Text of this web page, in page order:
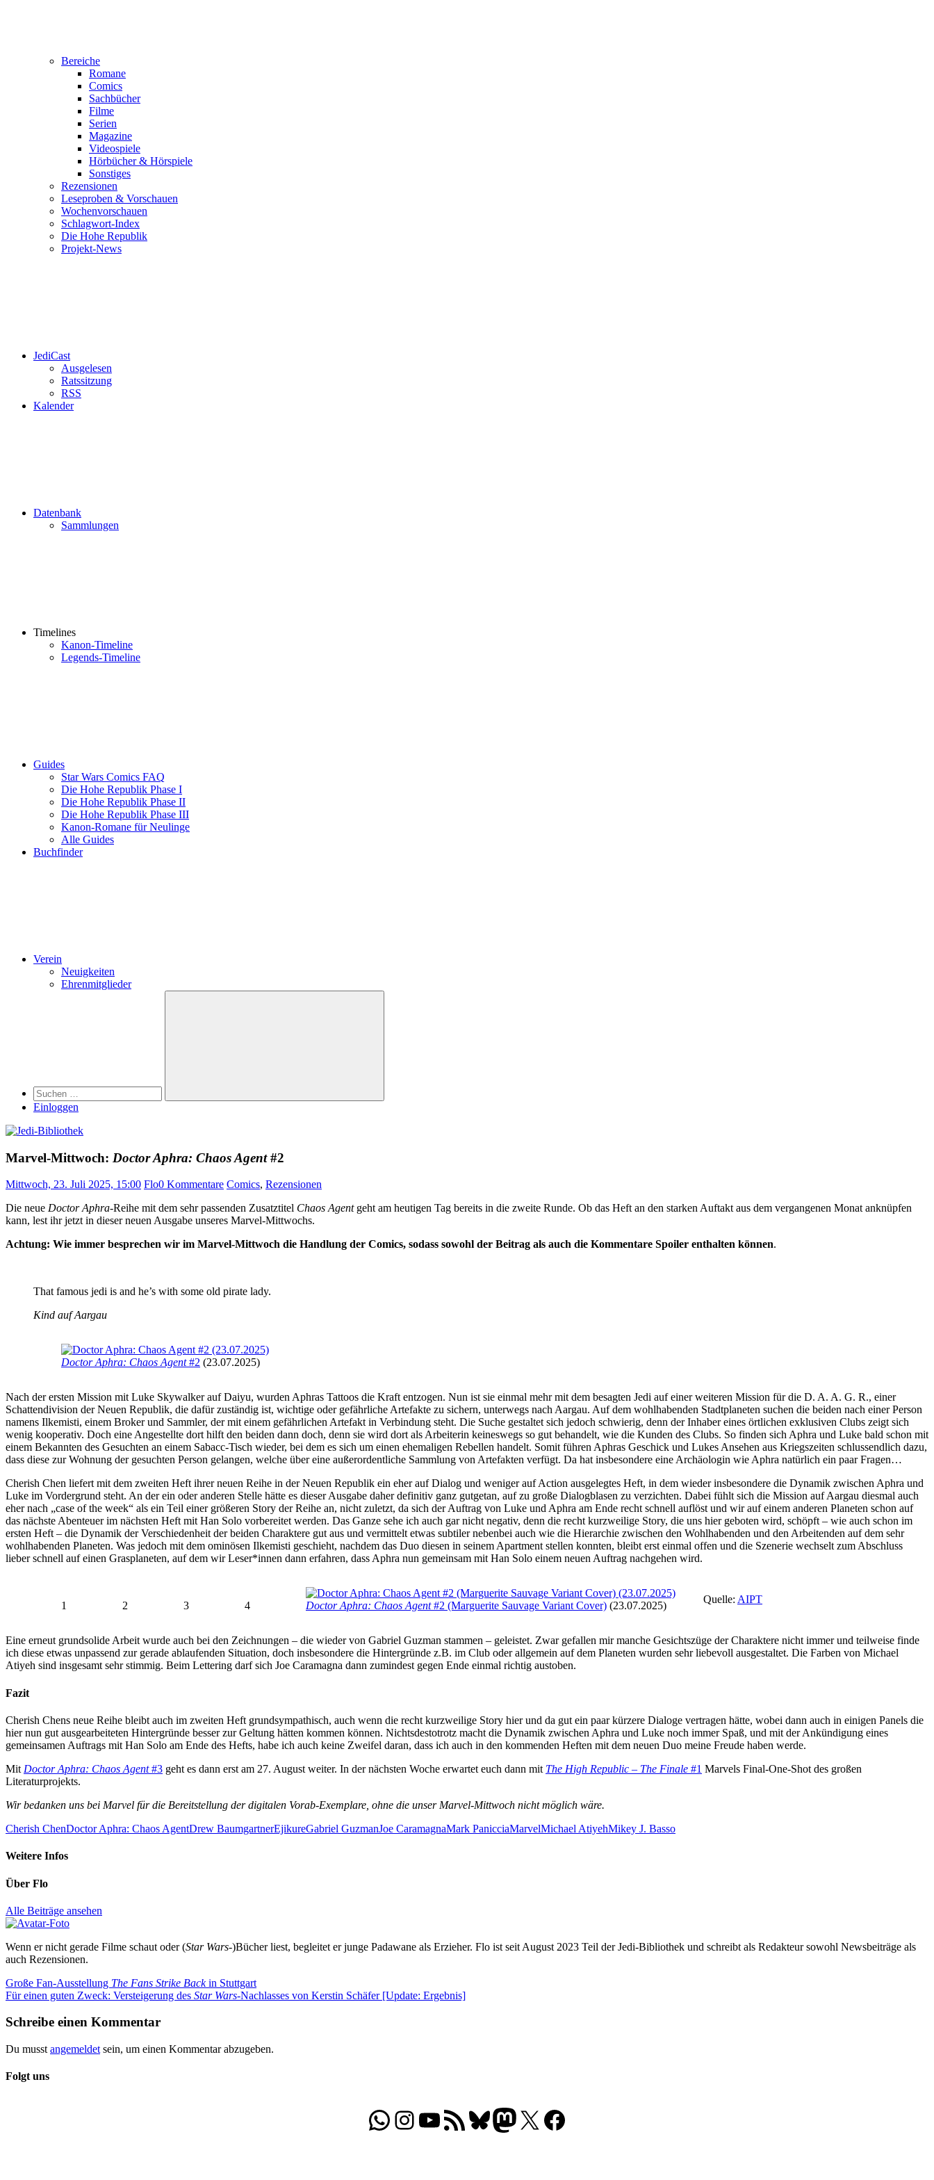
Bereiche
Romane
Comics
Sachbücher
Filme
Serien
Magazine
Videospiele
Hörbücher & Hörspiele
Sonstiges
Rezensionen
Leseproben & Vorschauen
Wochenvorschauen
Schlagwort-Index
Die Hohe Republik
Projekt-News
JediCast
Ausgelesen
Ratssitzung
RSS
Kalender
Datenbank
Sammlungen
Timelines
Kanon-Timeline
Legends-Timeline
Guides
Star Wars Comics FAQ
Die Hohe Republik Phase I
Die Hohe Republik Phase II
Die Hohe Republik Phase III
Kanon-Romane für Neulinge
Alle Guides
Buchfinder
Verein
Neuigkeiten
Ehrenmitglieder
Suchen
Einloggen
Marvel-Mittwoch: Doctor Aphra: Chaos Agent#2
Mittwoch, 23. Juli 2025, 15:00 Flo0 Kommentare Comics, Rezensionen
Die neue Doctor Aphra-Reihe mit dem sehr passenden Zusatztitel Chaos Agentgeht am heutigen Tag bereits in die zweite Runde. Ob das Heft an den starken Auftakt aus dem vergangenen Monat anknüpfen
kann, lest ihr jetzt in dieser neuen Ausgabe unseres Marvel-Mittwochs.
Achtung: Wie immer besprechen wir im Marvel-Mittwoch die Handlung der Comics, sodass sowohl der Beitrag als auch die Kommentare Spoiler enthalten können.
That famous jedi is and he’s with some old pirate lady.
Kind auf Aargau
Doctor Aphra: Chaos Agent#2 (23.07.2025)
Nach der ersten Mission mit Luke Skywalker auf Daiyu, wurden Aphras Tattoos die Kraft entzogen. Nun ist sie einmal mehr mit dem besagten Jedi auf einer weiteren Mission für die D. A. A. G. R., einer
Schattendivision der Neuen Republik, die dafür zuständig ist, wichtige oder gefährliche Artefakte zu sichern, unterwegs nach Aargau. Auf dem wohlhabenden Stadtplaneten suchen die beiden nach einer Person
namens Ilkemisti, einem Broker und Sammler, der mit einem gefährlichen Artefakt in Verbindung steht. Die Suche gestaltet sich jedoch schwierig, denn der Inhaber eines örtlichen exklusiven Clubs zeigt sich
wenig kooperativ. Doch eine Angestellte dort hilft den beiden dann doch, denn sie wird dort als Arbeiterin keineswegs so gut behandelt, wie die Kunden des Clubs. So finden sich Aphra und Luke bald schon mit
einem Bekannten des Gesuchten an einem Sabacc-Tisch wieder, bei dem es sich um einen ehemaligen Rebellen handelt. Somit führen Aphras Geschick und Lukes Ansehen aus Kriegszeiten schlussendlich dazu,
dass diese zur Wohnung der gesuchten Person gelangen, welche über eine außerordentliche Sammlung von Artefakten verfügt. Da hat insbesondere eine Archäologin wie Aphra natürlich ein paar Fragen…
Cherish Chen liefert mit dem zweiten Heft ihrer neuen Reihe in der Neuen Republik ein eher auf Dialog und weniger auf Action ausgelegtes Heft, in dem wieder insbesondere die Dynamik zwischen Aphra und
Luke im Vordergrund steht. An der ein oder anderen Stelle hätte es dieser Ausgabe daher definitiv ganz gutgetan, auf zu große Dialogblasen zu verzichten. Dabei fühlt sich die Mission auf Aargau diesmal auch
eher nach „case of the week“ als ein Teil einer größeren Story der Reihe an, nicht zuletzt, da sich der Auftrag von Luke und Aphra am Ende recht schnell auflöst und wir auf einem anderen Planeten schon auf
das nächste Abenteuer im nächsten Heft mit Han Solo vorbereitet werden. Das Ganze sehe ich auch gar nicht negativ, denn die recht kurzweilige Story, die uns hier geboten wird, schöpft – wie auch schon im
ersten Heft – die Dynamik der Verschiedenheit der beiden Charaktere gut aus und vermittelt etwas subtiler nebenbei auch wie die Hierarchie zwischen den Wohlhabenden und den Arbeitenden auf dem sehr
wohlhabenden Planeten. Was jedoch mit dem ominösen Ilkemisti geschieht, nachdem das Duo diesen in seinem Apartment stellen konnten, bleibt erst einmal offen und die Szenerie wechselt zum Abschluss
lieber schnell auf einen Grasplaneten, auf dem wir Leser*innen dann erfahren, dass Aphra nun gemeinsam mit Han Solo einem neuen Auftrag nachgehen wird.
1 2 3 4 Doctor Aphra: Chaos Agent#2 (Marguerite Sauvage Variant Cover) (23.07.2025)
Quelle: AIPT
Eine erneut grundsolide Arbeit wurde auch bei den Zeichnungen – die wieder von Gabriel Guzman stammen – geleistet. Zwar gefallen mir manche Gesichtszüge der Charaktere nicht immer und teilweise finde
ich diese etwas unpassend zur gerade ablaufenden Situation, doch insbesondere die Hintergründe z.B. im Club oder allgemein auf dem Planeten wurden sehr liebevoll ausgestaltet. Die Farben von Michael
Atiyeh sind insgesamt sehr stimmig. Beim Lettering darf sich Joe Caramagna dann zumindest gegen Ende einmal richtig austoben.
Fazit
Cherish Chens neue Reihe bleibt auch im zweiten Heft grundsympathisch, auch wenn die recht kurzweilige Story hier und da gut ein paar kürzere Dialoge vertragen hätte, wobei dann auch in einigen Panels die
hier nun gut ausgearbeiteten Hintergründe besser zur Geltung hätten kommen können. Nichtsdestotrotz macht die Dynamik zwischen Aphra und Luke noch immer Spaß, und mit der Ankündigung eines
gemeinsamen Auftrags mit Han Solo am Ende des Hefts, habe ich auch keine Zweifel daran, dass ich auch in den kommenden Heften mit dem neuen Duo meine Freude haben werde.
Mit Doctor Aphra: Chaos Agent#3 geht es dann erst am 27. August weiter. In der nächsten Woche erwartet euch dann mit The High Republic – The Finale #1 Marvels Final-One-Shot des großen
Literaturprojekts.
Wir bedanken uns bei Marvel für die Bereitstellung der digitalen Vorab-Exemplare, ohne die unser Marvel-Mittwoch nicht möglich wäre.
Cherish ChenDoctor Aphra: Chaos AgentDrew BaumgartnerEjikureGabriel GuzmanJoe CaramagnaMark PanicciaMarvelMichael AtiyehMikey J. Basso
Weitere Infos
Über Flo
Alle Beiträge ansehen
Wenn er nicht gerade Filme schaut oder (Star Wars-)Bücher liest, begleitet er junge Padawane als Erzieher. Flo ist seit August 2023 Teil der Jedi-Bibliothek und schreibt als Redakteur sowohl Newsbeiträge als
auch Rezensionen.
Beitragsnavigation
Vorheriger
Beitrag:
Große Fan-Ausstellung The Fans Strike Backin Stuttgart
Nächster
Für einen guten Zweck: Versteigerung des Star Wars-Nachlasses von Kerstin Schäfer [Update: Ergebnis]
Schreibe einen Kommentar
Du musst angemeldet sein, um einen Kommentar abzugeben.
Folgt uns
WhatsApp
Folgt uns auf Instagram
Besucht unseren YouTube-Kanal
RSS-FeedBluesky
Folgt uns auf Mastodon
X Folgt uns auf Facebook